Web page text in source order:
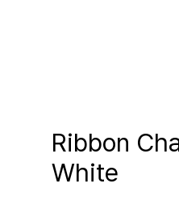
Ribbon
White